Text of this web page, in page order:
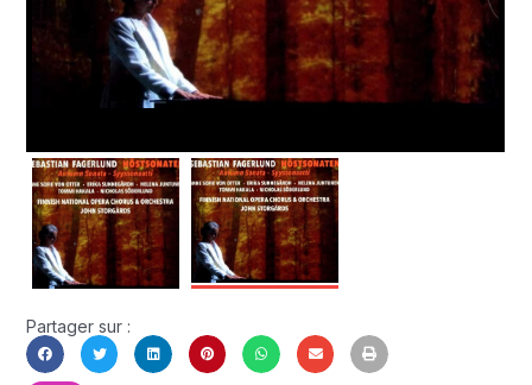
Partager sur :